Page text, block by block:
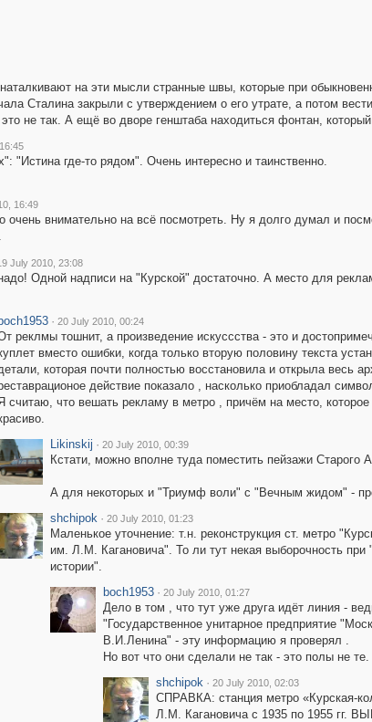
на эти мысли странные швы, которые при
Сталина закрыли с утверждением о его утрате, а потом
не так. А ещё во дворе генштаба находиться фонтан,
"Истина где-то рядом". Очень интересно и таинственно.
16:49
очень внимательно на всё посмотреть. Ну я долго думал и
July 2010, 23:08
Одной надписи на "Курской" достаточно. А место для
boch1953 · 20 July 2010, 00:24
реклмы тошнит, а произведение искуссства - это и
вместо ошибки, когда только вторую половину текста
которая почти полностью восстановила и открыла весь
действие показало , насколько приобладал
считаю, что вешать рекламу в метро , причём на место,
Likinskij · 20 July 2010, 00:39
Кстати, можно вполне туда поместить пейзажи Старого
А для некоторых и "Триумф воли" с "Вечным жидом" -
shchipok · 20 July 2010, 01:23
Маленькое уточнение: т.н. реконструкция ст. метро
им. Л.М. Кагановича". То ли тут некая выборочность
истории".
boch1953 · 20 July 2010, 01:27
Дело в том , что тут уже друга идёт линия -
"Государственное унитарное предприятие
В.И.Ленина" - эту информацию я проверял .
Но вот что они сделали не так - это полы не те.
shchipok · 20 July 2010, 02:03
СПРАВКА: станция метро «Курская-
Л.М. Кагановича с 1935 по 1955 гг.